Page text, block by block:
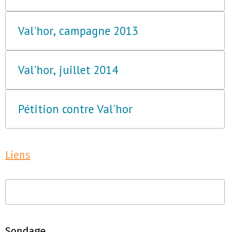
Val'hor, campagne 2013
Val'hor, juillet 2014
Pétition contre Val'hor
Liens